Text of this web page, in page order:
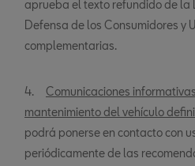
aprueba el texto refundido de la
Defensa de los Consumidores y
complementarias.
4. Comunicaciones
mantenimiento del vehículo
podrá ponerse en contacto con
periódicamente de las